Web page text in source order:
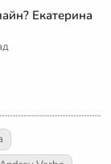
Екатерина